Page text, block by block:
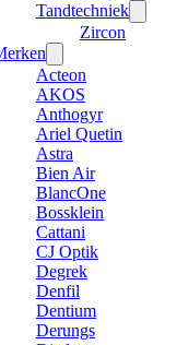
Tandtechniek
Zircon
Acteon
AKOS
Anthogyr
Ariel Quetin
Astra
Bien Air
BlancOne
Bossklein
Cattani
CJ Optik
Degrek
Denfil
Dentium
Derungs